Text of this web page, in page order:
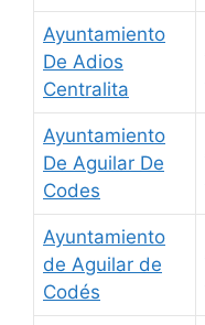
Ayuntamiento
De Adios
Centralita
Ayuntamiento
De Aguilar De
Codes
Ayuntamiento
de Aguilar de
Codés